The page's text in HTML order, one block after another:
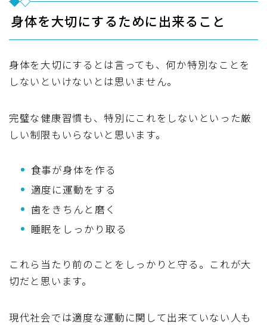
身体を大切にするために出来ること
身体を大切にするとは言っても、何か特別なことを
しないといけないとは思いません。
完璧な健康習慣も、特別にこれをしないといった厳
しい制限もいらないと思います。
食事が身体を作る
適度に運動をする
歯をきちんと磨く
睡眠をしっかり取る
これら当たり前のことをしっかりと守る。これが大
切だと思います。
現代社会では適度な運動に関して出来ていない人も